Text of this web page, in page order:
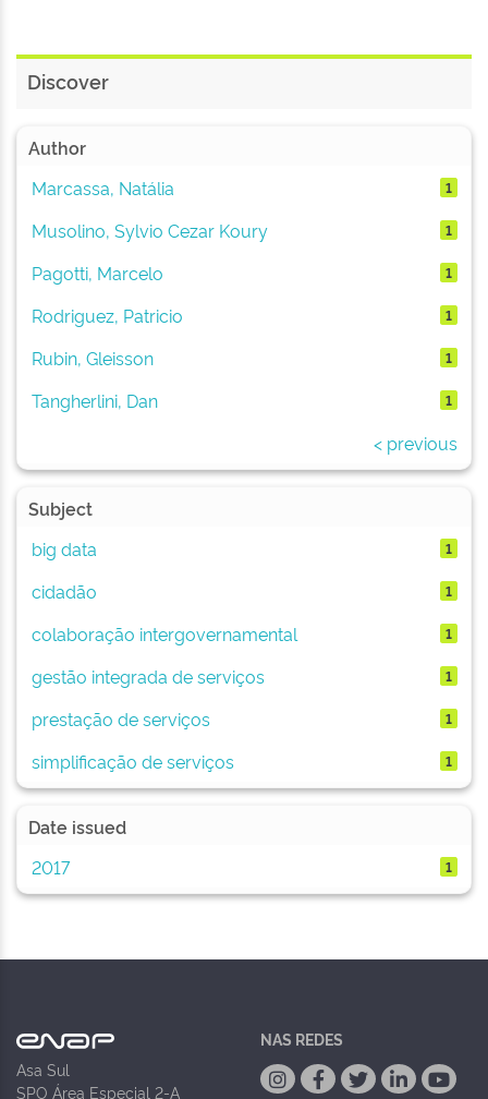
Discover
Author
Marcassa, Natália
1
Musolino, Sylvio Cezar Koury 1
Pagotti, Marcelo 1
Rodriguez, Patricio 1
Rubin, Gleisson 1
Tangherlini, Dan 1
< previous
Subject
big data
1
cidadão 1
colaboração intergovernamental 1
gestão integrada de serviços 1
prestação de serviços 1
simplificação de serviços 1
Date issued
2017
1
Asa Sul
SPO Área Especial 2-A
NAS REDES